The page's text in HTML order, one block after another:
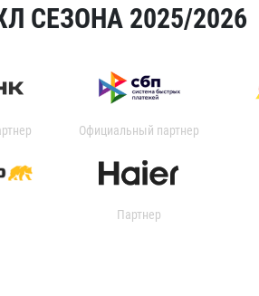
СЕЗОНА 2025/2026
Официальный партнер
Партнер